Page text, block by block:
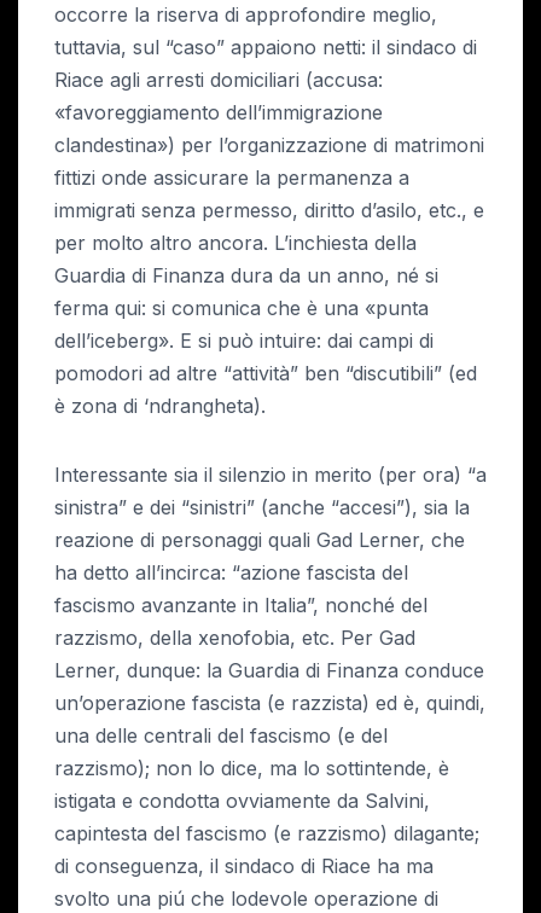
occorre la riserva di approfondire meglio,
tuttavia, sul “caso” appaiono netti: il sindaco di
Riace agli arresti domiciliari (accusa:
«favoreggiamento dell’immigrazione
clandestina») per l’organizzazione di matrimoni
fittizi onde assicurare la permanenza a
immigrati senza permesso, diritto d’asilo, etc., e
per molto altro ancora. L’inchiesta della
Guardia di Finanza dura da un anno, né si
ferma qui: si comunica che è una «punta
dell’iceberg». E si può intuire: dai campi di
pomodori ad altre “attività” ben “discutibili” (ed
è zona di ‘ndrangheta).
Interessante sia il silenzio in merito (per ora) “a
sinistra” e dei “sinistri” (anche “accesi”), sia la
reazione di personaggi quali Gad Lerner, che
ha detto all’incirca: “azione fascista del
fascismo avanzante in Italia”, nonché del
razzismo, della xenofobia, etc. Per Gad
Lerner, dunque: la Guardia di Finanza conduce
un’operazione fascista (e razzista) ed è, quindi,
una delle centrali del fascismo (e del
razzismo); non lo dice, ma lo sottintende, è
istigata e condotta ovviamente da Salvini,
capintesta del fascismo (e razzismo) dilagante;
di conseguenza, il sindaco di Riace ha ma
svolto una piú che lodevole operazione di